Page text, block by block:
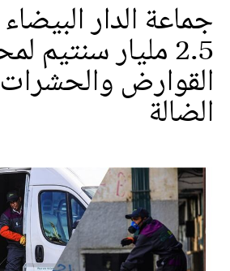
جماعة الدار
2.5 مليار سنتيم
القوارض
الضالة